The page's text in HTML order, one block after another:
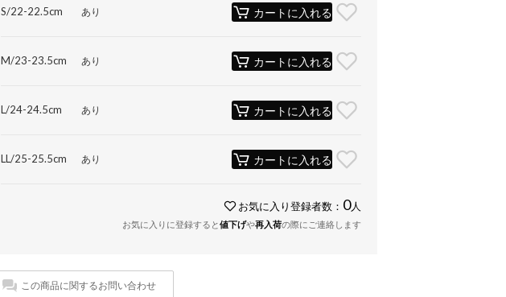
S/22-22.5cm あり カートに入れる
M/23-23.5cm あり カートに入れる
L/24-24.5cm あり カートに入れる
LL/25-25.5cm あり カートに入れる
お気に入り登録者数： 0人
お気に入りに登録すると値下げや再入荷の際にご連絡します
この商品に関するお問い合わせ